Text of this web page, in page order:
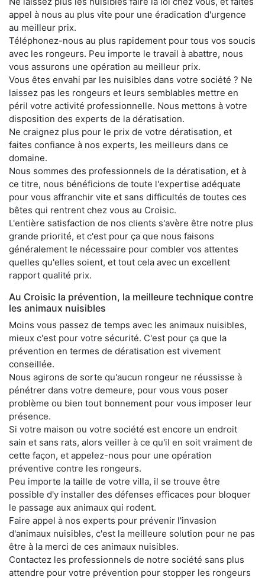
appel à nous au plus vite pour une éradication d'urgence
au meilleur prix.
Téléphonez-nous au plus rapidement pour tous vos soucis
avec les rongeurs. Peu importe le travail à abattre, nous
vous assurons une opération au meilleur prix.
Vous êtes envahi par les nuisibles dans votre société ? Ne
laissez pas les rongeurs et leurs semblables mettre en
péril votre activité professionnelle. Nous mettons à votre
disposition des experts de la dératisation.
Ne craignez plus pour le prix de votre dératisation, et
faites confiance à nos experts, les meilleurs dans ce
domaine.
Nous sommes des professionnels de la dératisation, et à
ce titre, nous bénéficions de toute l'expertise adéquate
pour vous affranchir vite et sans difficultés de toutes ces
bêtes qui rentrent chez vous au Croisic.
L'entière satisfaction de nos clients s'avère être notre plus
grande priorité, et c'est pour ça que nous faisons
généralement le nécessaire pour combler vos attentes
quelles qu'elles soient, et tout cela avec un excellent
rapport qualité prix.
Au Croisic la prévention, la meilleure technique contre
les animaux nuisibles
Moins vous passez de temps avec les animaux nuisibles,
mieux c'est pour votre sécurité. C'est pour ça que la
prévention en termes de dératisation est vivement
conseillée.
Nous agirons de sorte qu'aucun rongeur ne réussisse à
pénétrer dans votre demeure, pour vous vous poser
problème ou bien tout bonnement pour vous imposer leur
présence.
Si votre maison ou votre société est encore un endroit
sain et sans rats, alors veiller à ce qu'il en soit vraiment de
cette façon, et appelez-nous pour une opération
préventive contre les rongeurs.
Peu importe la taille de votre villa, il se trouve être
possible d'y installer des défenses efficaces pour bloquer
le passage aux animaux qui rodent.
Faire appel à nos experts pour prévenir l'invasion
d'animaux nuisibles, c'est la meilleure solution pour ne pas
être à la merci de ces animaux nuisibles.
Contactez les professionnels de notre société sans plus
attendre pour votre prévention pour stopper les rongeurs